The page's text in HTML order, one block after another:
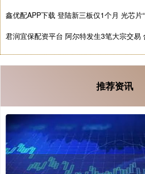
鑫优配APP下载 登陆新三板仅1个月 光芯片
君润宜保配资平台 阿尔特发生3笔大宗交易
推荐资讯